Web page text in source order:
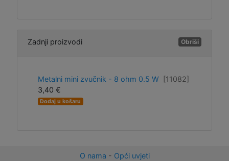
Zadnji proizvodi Obriši
Metalni mini zvučnik - 8 ohm 0.5 W
[11082]
3,40 €
Dodaj u košaru
O nama - Opći uvjeti